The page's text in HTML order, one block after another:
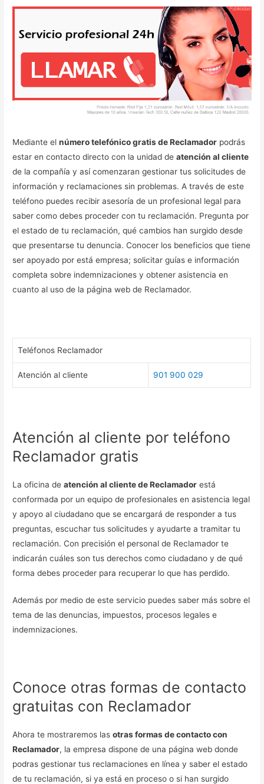
Mediante elnúmero telefónico gratis de Reclamador podrás
estar en contacto directo con la unidad deatención al cliente
de la compañía y así comenzaran gestionar tus solicitudes de
información y reclamaciones sin problemas. A través de este
teléfono puedes recibir asesoría de un profesional legal para
saber como debes proceder con tu reclamación. Pregunta por
el estado de tu reclamación, qué cambios han surgido desde
que presentarse tu denuncia. Conocer los beneficios que tiene
ser apoyado por está empresa; solicitar guías e información
completa sobre indemnizaciones y obtener asistencia en
cuanto al uso de la página web de Reclamador.
Teléfonos Reclamador
Atención al cliente 901 900 029
Atención al cliente por teléfono
Reclamador gratis
La oficina deatención al cliente de Reclamador está
conformada por un equipo de profesionales en asistencia legal
y apoyo al ciudadano que se encargará de responder a tus
preguntas, escuchar tus solicitudes y ayudarte a tramitar tu
reclamación. Con precisión el personal de Reclamador te
indicarán cuáles son tus derechos como ciudadano y de qué
forma debes proceder para recuperar lo que has perdido.
Además por medio de este servicio puedes saber más sobre el
tema de las denuncias, impuestos, procesos legales e
indemnizaciones.
Conoce otras formas de contacto
gratuitas con Reclamador
Ahora te mostraremos lasotras formas de contacto con
Reclamador, la empresa dispone de una página web donde
podras gestionar tus reclamaciones en línea y saber el estado
de tu reclamación, si ya está en proceso o si han surgido